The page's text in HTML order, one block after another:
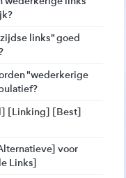
links" goed
"wederkerige
[Linking] [Best]
voor
Links]